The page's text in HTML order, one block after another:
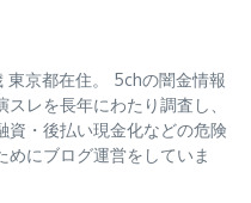
東京都在住。 5chの闇金情報
スレを長年にわたり調査し、
資・後払い現金化などの危険
めにブログ運営をしていま